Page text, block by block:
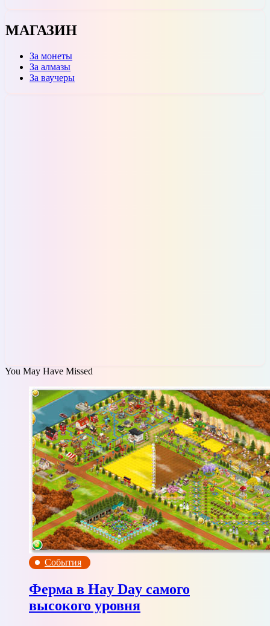
МАГАЗИН
За монеты
За алмазы
За ваучеры
You May Have Missed
События
Ферма в Hay Day самого
высокого уровня